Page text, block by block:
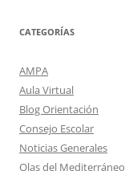
CATEGORÍAS
AMPA
Aula Virtual
Blog Orientación
Consejo Escolar
Noticias Generales
Olas del Mediterráneo